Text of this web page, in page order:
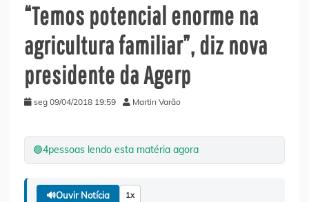
“Temos potencial enorme na
agricultura familiar”, diz nova
presidente da Agerp
seg 09/04/2018 19:59 Martin Varão
🟢4pessoas lendo esta matéria agora
🔊Ouvir Notícia 1x